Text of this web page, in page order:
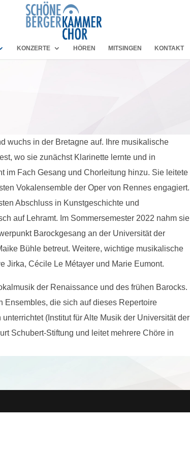
KONZERTE HÖREN MITSINGEN KONTAKT
wuchs in der Bretagne auf. Ihre musikalische
wo sie zunächst Klarinette lernte und in
im Fach Gesang und Chorleitung hinzu. Sie leitete
Vokalensemble der Oper von Rennes engagiert.
Abschluss in Kunstgeschichte und
auf Lehramt. Im Sommersemester 2022 nahm sie
Barockgesang an der Universität der
Bühle betreut. Weitere, wichtige musikalische
Jirka, Cécile Le Métayer und Marie Eumont.
der Renaissance und des frühen Barocks.
Ensembles, die sich auf dieses Repertoire
(Institut für Alte Musik der Universität der
Schubert-Stiftung und leitet mehrere Chöre in